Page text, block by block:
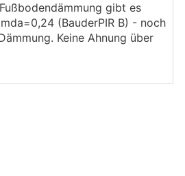
gibt es
(BauderPIR B) - noch
Keine Ahnung über